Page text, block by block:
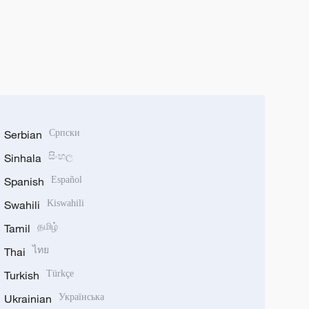
Serbian Српски
Sinhala සිංහල
Spanish Español
Swahili Kiswahili
Tamil தமிழ்
Thai ไทย
Turkish Türkçe
Ukrainian Українська